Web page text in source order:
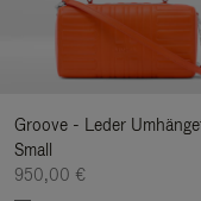
Groove - Leder
Small
950,00 €